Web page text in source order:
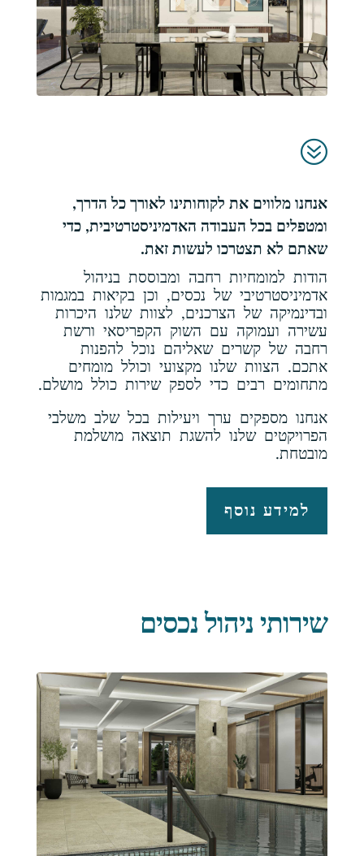
?
אנחנו מלווים את לקוחותינו לאורך כל הדרך,
ומטפלים בכל העבודה האדמיניסטרטיבית, כדי
שאתם לא תצטרכו לעשות זאת.
הודות למומחיות רחבה ומבוססת בניהול
אדמיניסטרטיבי של נכסים, וכן בקיאות במגמות
ובדינמיקה של הצרכנים, לצוות שלנו היכרות
עשירה ועמוקה עם השוק הקפריסאי ורשת
רחבה של קשרים שאליהם נוכל להפנות
אתכם. הצוות שלנו מקצועי וכולל מומחים
מתחומים רבים כדי לספק שירות כולל מושלם.
אנחנו מספקים ערך ויעילות בכל שלב משלבי
הפרויקטים שלנו להשגת תוצאה מושלמת
מובטחת.
למידע נוסף
שירותי ניהול נכסים